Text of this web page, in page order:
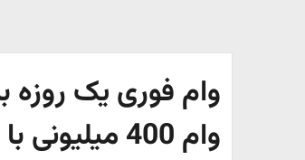
وام فوری یک
وام 400 میلیونی با کارمزد 2 درصد بگیرید